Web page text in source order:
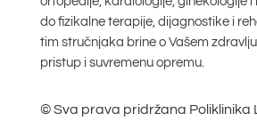
do fizikalne terapije, dijagnostike i
tim stručnjaka brine o Vašem
pristup i suvremenu opremu.
© Sva prava pridržana Poliklinika